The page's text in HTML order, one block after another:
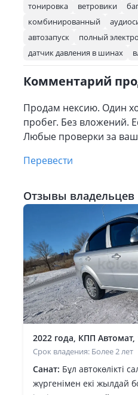
тонировка ветровики
комбинированный
автозапуск
полный
датчик давления в шинах
Комментарий
Продам нексию. Один
пробег. Без вложений.
Любые проверки за ваш
Перевести
Отзывы владельцев
2022 года, КПП Автомат,
Срок владения: Более 2 лет
Санат: Бұл автокөлікті
жүргенімен екі жылдай